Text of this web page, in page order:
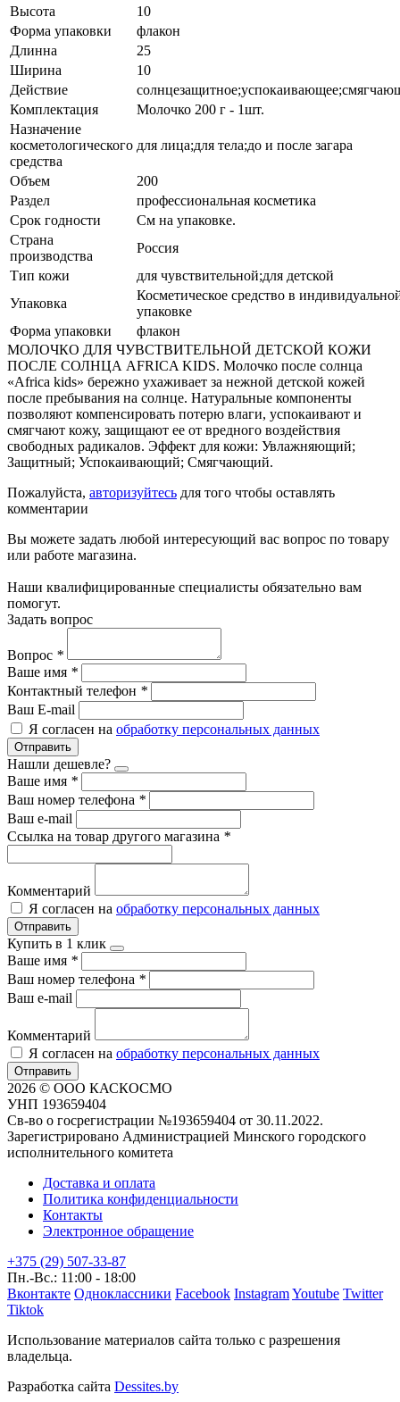
Высота
10
Форма упаковки
флакон
Длинна
25
Ширина
10
Действие
Комплектация
Молочко 200 г - 1шт.
Назначение
косметологического
средства
для лица;для тела;до и после загара
Объем
200
Раздел
профессиональная косметика
Срок годности
См на упаковке.
Страна
производства
Россия
Тип кожи
для чувствительной;для детской
Упаковка
Косметическое средство в
упаковке
Форма упаковки
флакон
МОЛОЧКО ДЛЯ ЧУВСТВИТЕЛЬНОЙ ДЕТСКОЙ КОЖИ
ПОСЛЕ СОЛНЦА AFRICA KIDS. Молочко после солнца
«Africa kids» бережно ухаживает за нежной детской кожей
после пребывания на солнце. Натуральные компоненты
позволяют компенсировать потерю влаги, успокаивают и
смягчают кожу, защищают ее от вредного воздействия
свободных радикалов. Эффект для кожи: Увлажняющий;
Защитный; Успокаивающий; Смягчающий.
Пожалуйста, авторизуйтесь для того чтобы оставлять
комментарии
Вы можете задать любой интересующий вас вопрос по товару
или работе магазина.
Наши квалифицированные специалисты обязательно вам
помогут.
Задать вопрос
Вопрос *
Ваше имя *
Контактный телефон *
Ваш E-mail
Я согласен на обработку персональных данных
Отправить
Нашли дешевле?
Ваше имя *
Ваш номер телефона *
Ваш e-mail
Ссылка на товар другого магазина *
Комментарий
Я согласен на обработку персональных данных
Отправить
Купить в 1 клик
Ваше имя *
Ваш номер телефона *
Ваш e-mail
Комментарий
Я согласен на обработку персональных данных
Отправить
2026 © ООО КАСКОСМО
УНП 193659404
Св-во о госрегистрации №193659404 от 30.11.2022.
Зарегистрировано Администрацией Минского городского
исполнительного комитета
Доставка и оплата
Политика конфиденциальности
Контакты
Электронное обращение
+375 (29) 507-33-87
Пн.-Вс.: 11:00 - 18:00
Вконтакте Одноклассники Facebook InstagramYoutube Twitter
Tiktok
Использование материалов сайта только с разрешения
владельца.
Разработка сайта Dessites.by